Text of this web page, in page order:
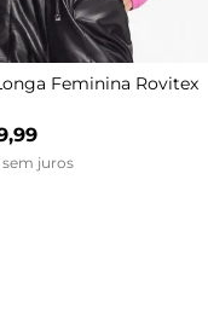
M G GG
Feminina Rovitex
,99
sem juros